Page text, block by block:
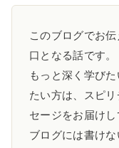
このブログでお
口となる話です。
もっと深く学び
たい方は、スピ
セージをお届けし
ブログには書け